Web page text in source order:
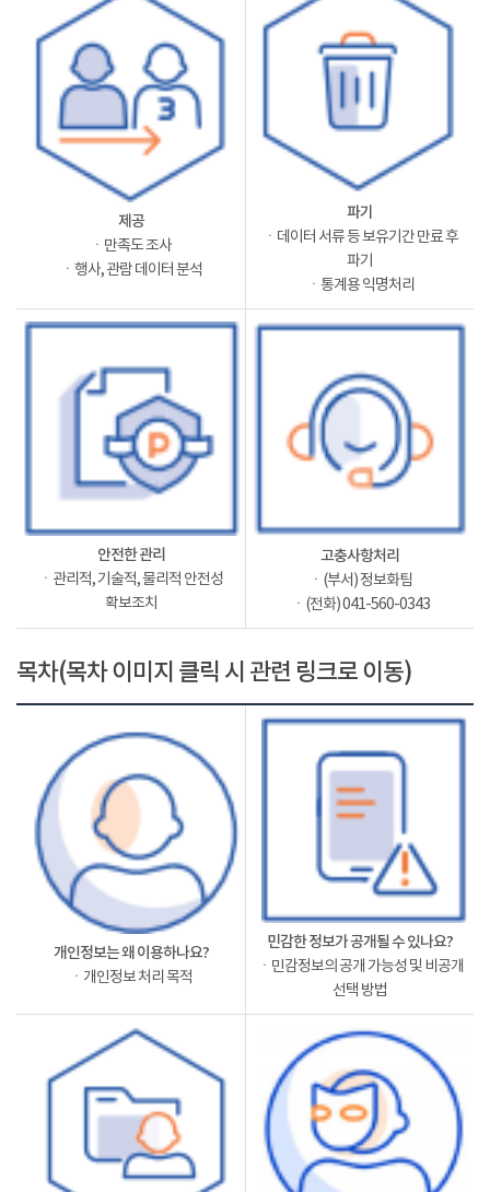
제공
ㆍ만족도 조사
ㆍ행사, 관람 데이터 분석
파기
ㆍ데이터 서류 등 보유기간 만료 후
파기
ㆍ통계용 익명처리
안전한 관리
ㆍ관리적, 기술적, 물리적 안전성
확보조치
고충사항처리
ㆍ(부서) 정보화팀
ㆍ(전화) 041-560-0343
목차(목차 이미지 클릭 시 관련 링크로 이동)
개인정보는 왜 이용하나요?
ㆍ개인정보 처리 목적
민감한 정보가 공개될 수 있나요?
ㆍ민감정보의 공개 가능성 및 비공개
선택 방법